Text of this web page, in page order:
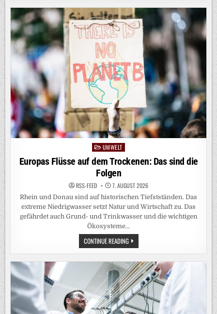
Posted
in
UMWELT
Europas Flüsse auf dem Trockenen: Das sind die
Folgen
RSS-FEED 7. AUGUST 2026
Rhein und Donau sind auf historischen Tiefstständen. Das
extreme Niedrigwasser setzt Natur und Wirtschaft zu. Das
gefährdet auch Grund- und Trinkwasser und die wichtigen
Ökosysteme…
CONTINUE READINGEUROPAS
FLÜSSE
AUF
DEM
TROCKENEN:
DAS
SIND
DIE
FOLGEN